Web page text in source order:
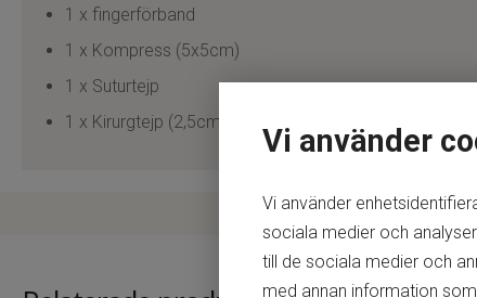
Vi använder
Vi använder
sociala medier och
till de sociala medier och
med annan information
1 x fingerförband
1 x Kompress (5x5cm)
1 x Suturtejp
1 x Kirurgtejp (2,5cmx5m)